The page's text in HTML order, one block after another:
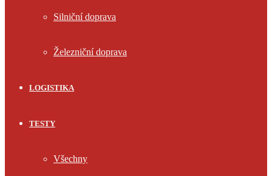
Silniční doprava
Železniční doprava
LOGISTIKA
TESTY
Všechny